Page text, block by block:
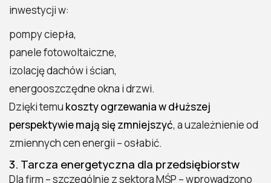
inwestycji w:
pompy ciepła,
panele fotowoltaiczne,
izolację dachów i ścian,
energooszczędne okna i drzwi.
Dzięki temu koszty ogrzewania w dłuższej
perspektywie mają się zmniejszyć, a uzależnienie od
zmiennych cen energii – osłabić.
3. Tarcza energetyczna dla przedsiębiorstw
Dla firm – szczególnie z sektora MŚP – wprowadzono